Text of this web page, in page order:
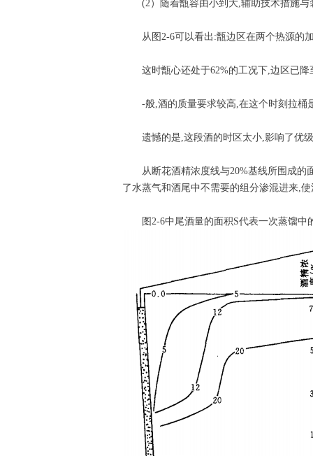
(2）随着甑容由小到大,辅助技术措施与
从图2-6可以看出:甑边区在两个热源的加
这时甑心还处于62%的工况下,边区已降
-般,酒的质量要求较高,在这个时刻拉桶
遗憾的是,这段酒的时区太小,影响了优
从断花酒精浓度线与20%基线所围成的
了水蒸气和酒尾中不需要的组分渗混进来,
图2-6中尾酒量的面积S代表一次蒸馏中